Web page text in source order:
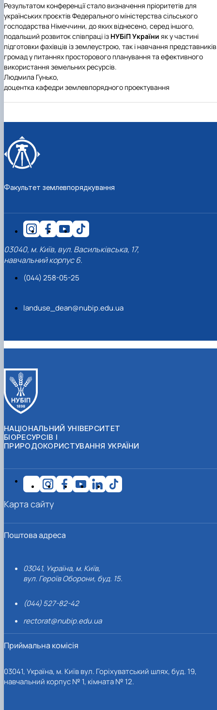
Результатом конференції стало визначення пріоритетів для
українських проєктів Федерального міністерства сільського
господарства Німеччини, до яких віднесено, серед іншого,
подальший розвиток співпраці із НУБіП України як у частині
підготовки фахівців із землеустрою, так і навчання представників
громад у питаннях просторового планування та ефективного
використання земельних ресурсів.
Людмила Гунько,
доцентка кафедри землевпорядного проектування
Факультет землевпорядкування
03040, м. Київ, вул. Васильківська, 17,
навчальний корпус 6.
(044) 258-05-25
landuse_dean@nubip.edu.ua
НАЦІОНАЛЬНИЙ УНІВЕРСИТЕТ
БІОРЕСУРСІВ І
ПРИРОДОКОРИСТУВАННЯ УКРАЇНИ
Поштова адреса
03041, Україна, м. Київ,
вул. Героїв Оборони, буд. 15.
(044) 527-82-42
rectorat@nubip.edu.ua
Приймальна комісія
03041, Україна, м. Київ вул. Горіхуватський шлях, буд. 19,
навчальний корпус № 1, кімната № 12.
Карта сайту